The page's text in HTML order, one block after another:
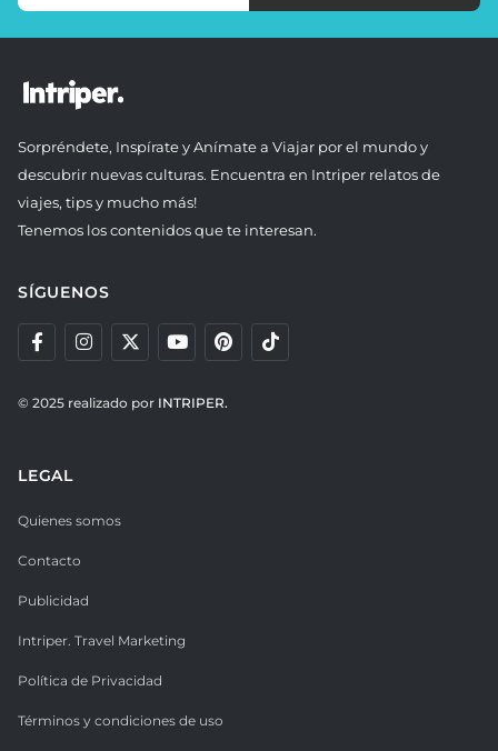
Sorpréndete, Inspírate y Anímate a Viajar por el mundo y
descubrir nuevas culturas. Encuentra en Intriper relatos de
viajes, tips y mucho más!
Tenemos los contenidos que te interesan.
SÍGUENOS
© 2025 realizado por INTRIPER.
LEGAL
Quienes somos
Contacto
Publicidad
Intriper. Travel Marketing
Política de Privacidad
Términos y condiciones de uso